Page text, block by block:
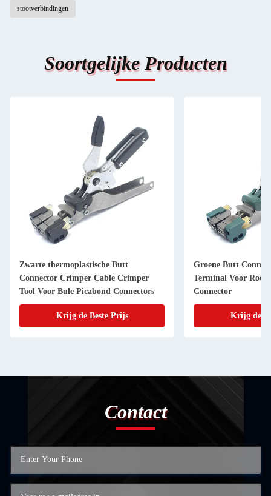
stootverbindingen
Soortgelijke Producten
Zwarte thermoplastische Butt
Connector Crimper Cable Crimper
Tool Voor Bule Picabond Connectors
Krijg de Beste Prijs
Groene Butt
Terminal Voor Rood
Connector
Krijg de
Contact